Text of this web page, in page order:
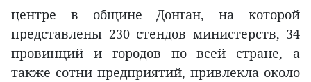
центре в общине Донган, на которой
представлены 230 стендов министерств, 34
провинций и городов по всей стране, а
также сотни предприятий, привлекла около